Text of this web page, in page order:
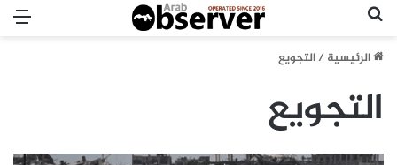
الرئيسية/التجويع
التجويع